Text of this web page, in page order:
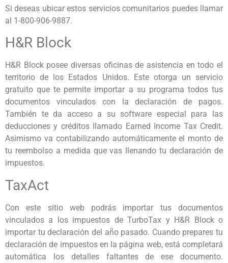
Si deseas ubicar estos servicios comunitarios puedes llamar
al 1-800-906-9887.
H&R Block
H&R Block posee diversas oficinas de asistencia en todo el
territorio de los Estados Unidos. Este otorga un servicio
gratuito que te permite importar a su programa todos tus
documentos vinculados con la declaración de pagos.
También te da acceso a su software especial para las
deducciones y créditos llamado Earned Income Tax Credit.
Asimismo va contabilizando automáticamente el monto de
tu reembolso a medida que vas llenando tu declaración de
impuestos.
TaxAct
Con este sitio web podrás importar tus documentos
vinculados a los impuestos de TurboTax y H&R Block o
importar tu declaración del año pasado. Cuando prepares tu
declaración de impuestos en la página web, está completará
automática los detalles faltantes de ese documento.